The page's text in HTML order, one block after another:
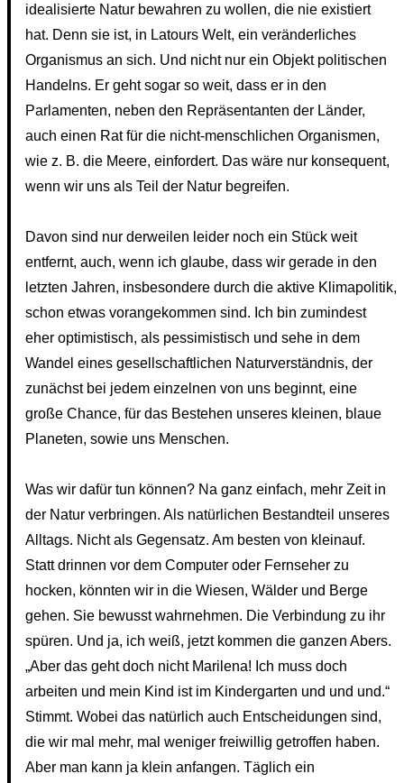
idealisierte Natur bewahren zu wollen, die nie existiert
hat. Denn sie ist, in Latours Welt, ein veränderliches
Organismus an sich. Und nicht nur ein Objekt politischen
Handelns. Er geht sogar so weit, dass er in den
Parlamenten, neben den Repräsentanten der Länder,
auch einen Rat für die nicht-menschlichen Organismen,
wie z. B. die Meere, einfordert. Das wäre nur konsequent,
wenn wir uns als Teil der Natur begreifen.
Davon sind nur derweilen leider noch ein Stück weit
entfernt, auch, wenn ich glaube, dass wir gerade in den
letzten Jahren, insbesondere durch die aktive Klimapolitik,
schon etwas vorangekommen sind. Ich bin zumindest
eher optimistisch, als pessimistisch und sehe in dem
Wandel eines gesellschaftlichen Naturverständnis, der
zunächst bei jedem einzelnen von uns beginnt, eine
große Chance, für das Bestehen unseres kleinen, blaue
Planeten, sowie uns Menschen.
Was wir dafür tun können? Na ganz einfach, mehr Zeit in
der Natur verbringen. Als natürlichen Bestandteil unseres
Alltags. Nicht als Gegensatz. Am besten von kleinauf.
Statt drinnen vor dem Computer oder Fernseher zu
hocken, könnten wir in die Wiesen, Wälder und Berge
gehen. Sie bewusst wahrnehmen. Die Verbindung zu ihr
spüren. Und ja, ich weiß, jetzt kommen die ganzen Abers.
„Aber das geht doch nicht Marilena! Ich muss doch
arbeiten und mein Kind ist im Kindergarten und und und.“
Stimmt. Wobei das natürlich auch Entscheidungen sind,
die wir mal mehr, mal weniger freiwillig getroffen haben.
Aber man kann ja klein anfangen. Täglich ein